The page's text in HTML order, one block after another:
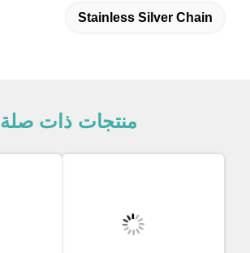
Stainless Silver Chain
منتجات ذات صلة